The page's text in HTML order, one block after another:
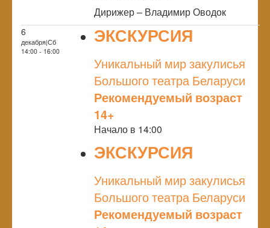
Дирижер – Владимир Оводок
6
декабря|Сб
14:00 - 16:00
ЭКСКУРСИЯ
Уникальный мир закулисья
Большого театра Беларуси
Рекомендуемый возраст
14+
Начало в 14:00
ЭКСКУРСИЯ
Уникальный мир закулисья
Большого театра Беларуси
Рекомендуемый возраст